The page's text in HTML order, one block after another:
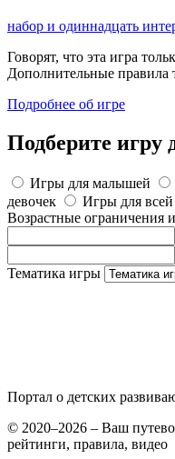
набор и одиннадцать
Говорят, что эта игра
Дополнительные правила
Подробнее об игре
Подберите игру
Игры для малышей
девочек
Игры для всей
Возрастные ограничения
Тематика игры
Портал о детских
© 2020–2026 – Ваш
рейтинги, правила, видео